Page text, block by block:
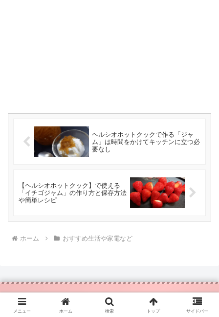
ヘルシオホットクックで作る「ジャ
ム」は時間をかけてキッチンに立つ必
要なし
【ヘルシオホットクック】で使える
「イチゴジャム」の作り方と保存方法
や簡単レシピ
ホーム おすすめ生活や家電など
メニュー ホーム 検索 トップ サイドバー